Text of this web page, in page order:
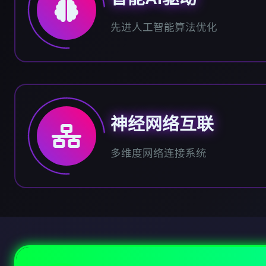
先进人工智能算法优化
神经网络互联
多维度网络连接系统